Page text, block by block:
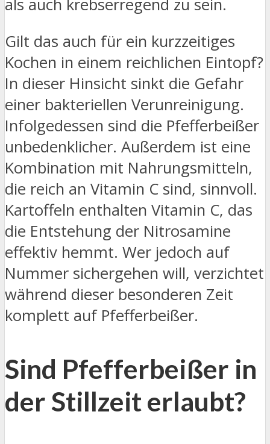
als auch krebserregend zu sein.
Gilt das auch für ein kurzzeitiges
Kochen in einem reichlichen Eintopf?
In dieser Hinsicht sinkt die Gefahr
einer bakteriellen Verunreinigung.
Infolgedessen sind die Pfefferbeißer
unbedenklicher. Außerdem ist eine
Kombination mit Nahrungsmitteln,
die reich an Vitamin C sind, sinnvoll.
Kartoffeln enthalten Vitamin C, das
die Entstehung der Nitrosamine
effektiv hemmt. Wer jedoch auf
Nummer sichergehen will, verzichtet
während dieser besonderen Zeit
komplett auf Pfefferbeißer.
Sind Pfefferbeißer in
der Stillzeit erlaubt?